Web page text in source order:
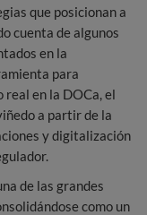
que posicionan a
cuenta de algunos
en la
para
en la DOCa, el
a partir de la
y digitalización
de las grandes
como un